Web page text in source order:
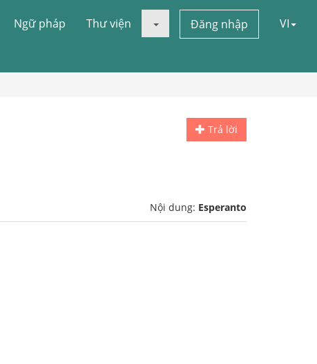
Ngữ pháp Thư viện Đăng nhập VI
Trả lời
Nội dung: Esperanto